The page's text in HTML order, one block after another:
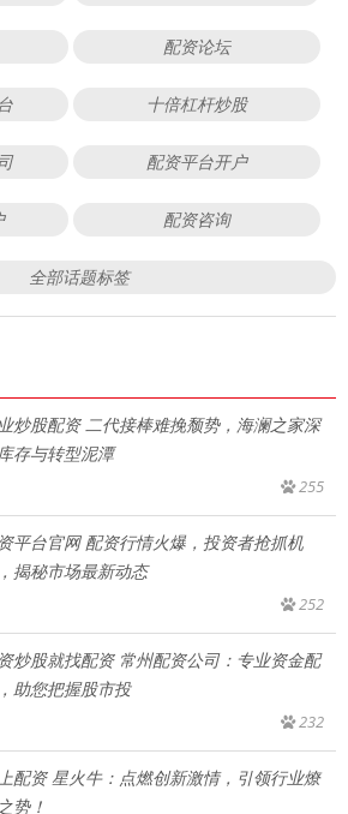
配资论坛
十倍杠杆炒股
配资平台开户
配资咨询
全部话题标签
炒股配资 二代接棒难挽颓势，海澜之家深
存与转型泥潭
255
平台官网 配资行情火爆，投资者抢抓机
揭秘市场最新动态
252
炒股就找配资 常州配资公司：专业资金配
助您把握股市投
232
配资 星火牛：点燃创新激情，引领行业燎
势！